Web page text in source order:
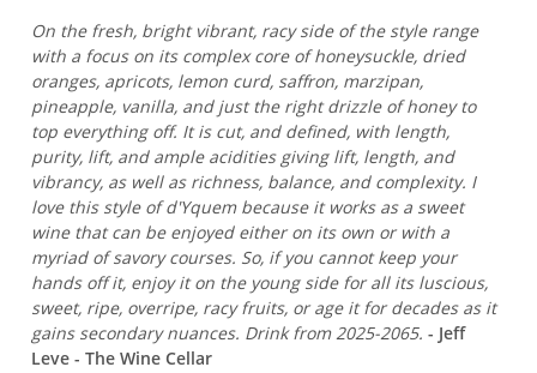
On the fresh, bright vibrant, racy side of the style range
with a focus on its complex core of honeysuckle, dried
oranges, apricots, lemon curd, saffron, marzipan,
pineapple, vanilla, and just the right drizzle of honey to
top everything off. It is cut, and defined, with length,
purity, lift, and ample acidities giving lift, length, and
vibrancy, as well as richness, balance, and complexity. I
love this style of d'Yquem because it works as a sweet
wine that can be enjoyed either on its own or with a
myriad of savory courses. So, if you cannot keep your
hands off it, enjoy it on the young side for all its luscious,
sweet, ripe, overripe, racy fruits, or age it for decades as it
gains secondary nuances. Drink from 2025-2065.- Jeff
Leve - The Wine Cellar